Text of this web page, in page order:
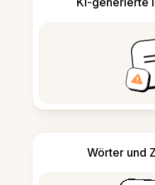
Wörter und